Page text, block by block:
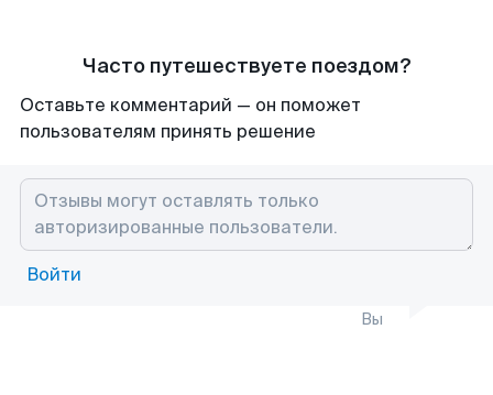
Часто путешествуете поездом?
Оставьте комментарий — он поможет
пользователям принять решение
Войти
Вы